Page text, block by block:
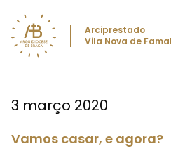
Arciprestado
Vila Nova de
3 março 2020
Vamos casar, e agora?